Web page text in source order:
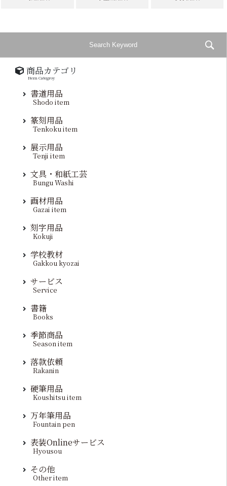
商品カテゴリ
Item Categroy
書道用品
Shodo item
篆刻用品
Tenkoku item
展示用品
Tenji item
文具・和紙工芸
Bungu Washi
画材用品
Gazai item
刻字用品
Kokuji
学校教材
Gakkou kyozai
サービス
Service
書籍
Books
季節商品
Season item
落款依頼
Rakanin
硬筆用品
Koushitsu item
万年筆用品
Fountain pen
表装Onlineサービス
Hyousou
その他
Other item